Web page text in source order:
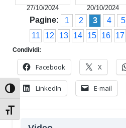
Attiva/disattiva alto contrasto
Attiva/disattiva dimensione testo
27/10/2024 20/10/2024
Pagine: 1 2 3 4 5
11
12 13 14 15 16 17
Condividi:
Facebook X
LinkedIn E-mail